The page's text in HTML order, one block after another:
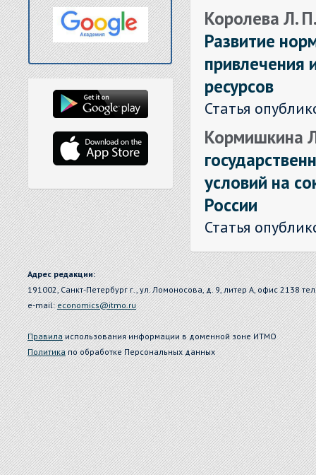
Королева Л.
Развитие
привлечения
ресурсов
Статья
Кормишкина
условий на
России
Статья
Адрес редакции:
191002, Санкт-Петербург г., ул. Ломоносова, д. 9, литер А, офис 2138
e-mail:economics@itmo.ru
Правилаиспользования информации в доменной зоне ИТМО
Политикапо обработке Персональных данных